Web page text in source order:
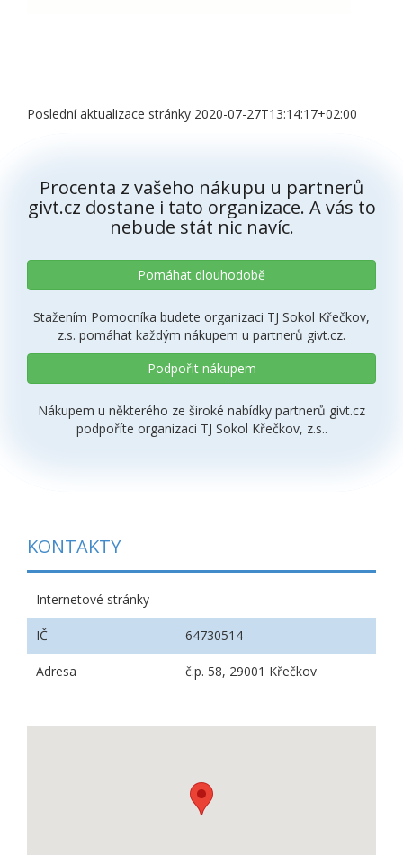
Poslední aktualizace stránky 2020-07-27T13:14:17+02:00
Procenta z vašeho nákupu u partnerů
givt.cz dostane i tato organizace. A vás to
nebude stát nic navíc.
Pomáhat dlouhodobě
Stažením Pomocníka budete organizaci TJ Sokol Křečkov,
z.s. pomáhat každým nákupem u partnerů givt.cz.
Podpořit nákupem
Nákupem u některého ze široké nabídky partnerů givt.cz
podpoříte organizaci TJ Sokol Křečkov, z.s..
KONTAKTY
Internetové stránky
IČ 64730514
Adresa č.p. 58, 29001 Křečkov